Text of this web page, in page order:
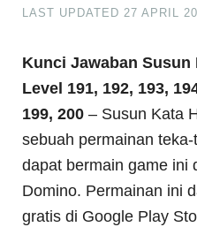
LAST UPDATED27 APRIL
Kunci Jawaban
Level 191, 192, 193,
199, 200 – Susun Kata
sebuah permainan
dapat bermain game ini
Domino. Permainan ini
gratis di Google Play